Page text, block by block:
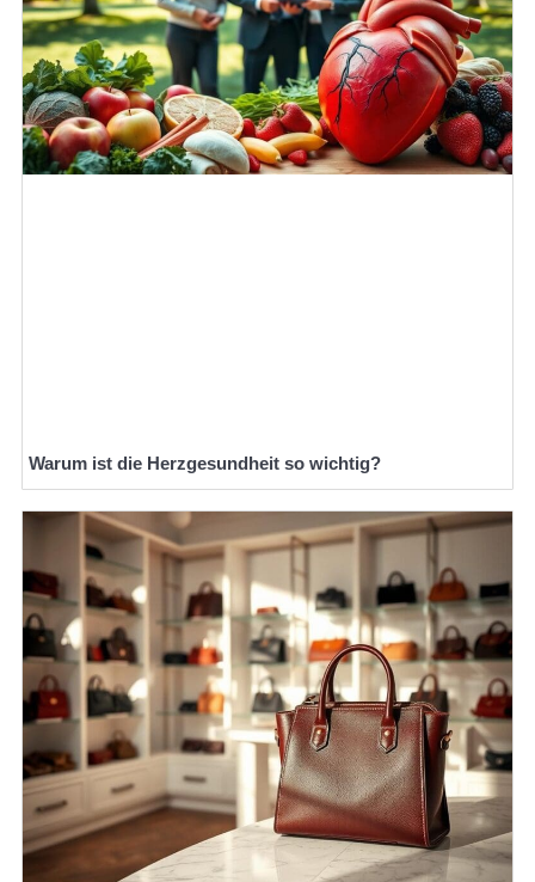
Warum ist die Herzgesundheit so wichtig?